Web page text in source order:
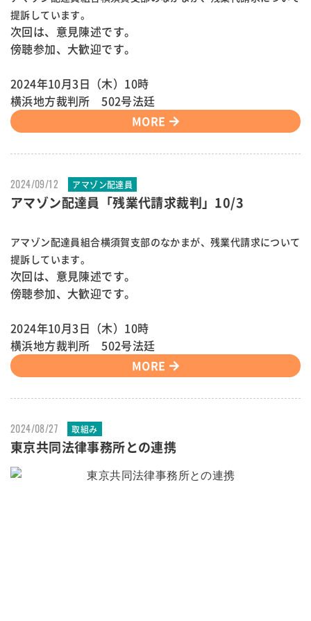
提訴しています。
次回は、意見陳述です。
傍聴参加、大歓迎です。
2024年10月3日（木）10時
横浜地方裁判所 502号法廷
MORE
2024/09/12 アマゾン配達員
アマゾン配達員「残業代請求裁判」10/3
アマゾン配達員組合横須賀支部のなかまが、残業代請求について
提訴しています。
次回は、意見陳述です。
傍聴参加、大歓迎です。
2024年10月3日（木）10時
横浜地方裁判所 502号法廷
MORE
2024/08/27 取組み
東京共同法律事務所との連携